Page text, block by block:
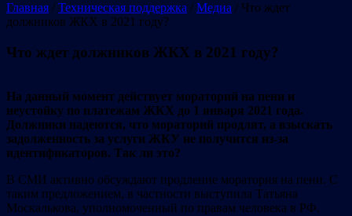
Главная / Техническая поддержка / Медиа / Что ждет
должников ЖКХ в 2021 году?
Что ждет должников ЖКХ в 2021 году?
На данный момент действует мораторий на пени и
неустойку по платежам ЖКХ до 1 января 2021 года.
Должники надеются, что мораторий продлят, а взыскать
задолженность за услуги ЖКУ не получится из-за
идентификаторов. Так ли это?
В СМИ активно обсуждают продление моратория на пени. С
таким предложением, в частности выступила Татьяна
Москалькова, уполномоченный по правам человека в РФ.